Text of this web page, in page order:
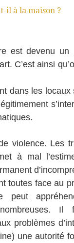
est devenu un
C’est ainsi
dans les locaux
violence. Les
à mal
toutes face au
peut
Il
problèmes
une autorité